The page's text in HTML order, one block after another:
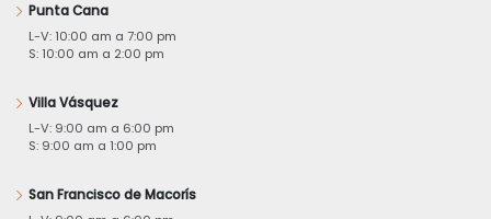
Punta Cana
L-V: 10:00 am a 7:00 pm
S: 10:00 am a 2:00 pm
Villa Vásquez
L-V: 9:00 am a 6:00 pm
S: 9:00 am a 1:00 pm
San Francisco de Macorís